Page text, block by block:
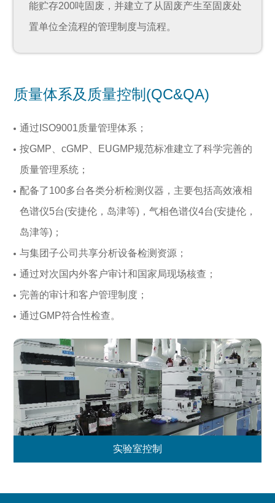
能贮存200吨固废，并建立了从固废产生至固废处
置单位全流程的管理制度与流程。
质量体系及质量控制(QC&QA)
通过ISO9001质量管理体系；
按GMP、cGMP、EUGMP规范标准建立了科学完善的
质量管理系统；
配备了100多台各类分析检测仪器，主要包括高效液相
色谱仪5台(安捷伦，岛津等)，气相色谱仪4台(安捷伦，
岛津等)；
与集团子公司共享分析设备检测资源；
通过对次国内外客户审计和国家局现场核查；
完善的审计和客户管理制度；
通过GMP符合性检查。
实验室控制